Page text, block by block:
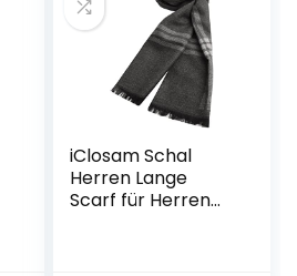
iClosam Schal
Herren Lange
Scarf für Herren